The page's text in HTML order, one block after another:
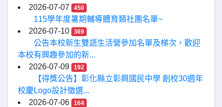
2026-07-07
450
115學年度暑期輔導體育類社團名單~
2026-07-10
369
公告本校新生雙語生活營參加名單及梯次，歡迎
本校有興趣參加的新...
2026-07-09
192
【得獎公告】彰化縣立彰興國民中學 創校30週年
校慶Logo設計徵選...
2026-07-06
164